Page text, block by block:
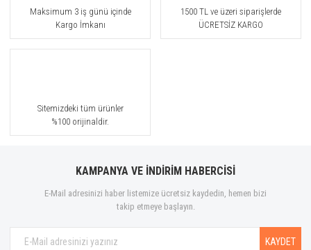
Maksimum 3 iş günü içinde
Kargo İmkanı
1500 TL ve üzeri siparişlerde
ÜCRETSİZ KARGO
Sitemizdeki tüm ürünler
%100 orijinaldir.
KAMPANYA VE İNDİRİM HABERCİSİ
E-Mail adresinizi haber listemize ücretsiz kaydedin, hemen bizi
takip etmeye başlayın.
KAYDET